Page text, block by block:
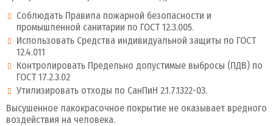
Соблюдать Правила пожарной безопасности и
промышленной санитарии по ГОСТ 12.3.005.
Использовать Средства индивидуальной защиты по ГОСТ
12.4.011
Контролировать Предельно допустимые выбросы (ПДВ) по
ГОСТ 17.2.3.02
Утилизировать отходы по СанПиН 2.1.7.1322-03.
Высушенное лакокрасочное покрытие не оказывает вредного
воздействия на человека.